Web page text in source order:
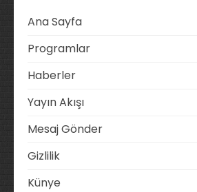
Ana Sayfa
Programlar
Haberler
Yayın Akışı
Mesaj Gönder
Gizlilik
Künye